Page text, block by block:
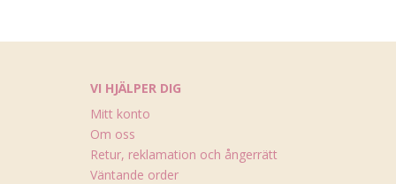
VI HJÄLPER DIG
Mitt konto
Om oss
Retur, reklamation och ångerrätt
Väntande order